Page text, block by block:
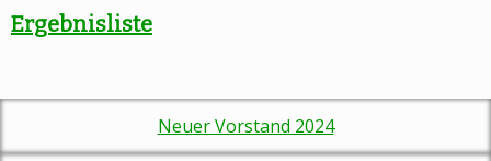
Ergebnisliste
Neuer Vorstand 2024